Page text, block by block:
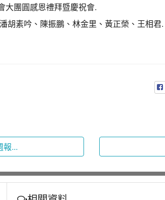
大團圓感恩禮拜暨慶祝會.
胡素吟、陳振鵬、林金里、黃正榮、王相君.
...